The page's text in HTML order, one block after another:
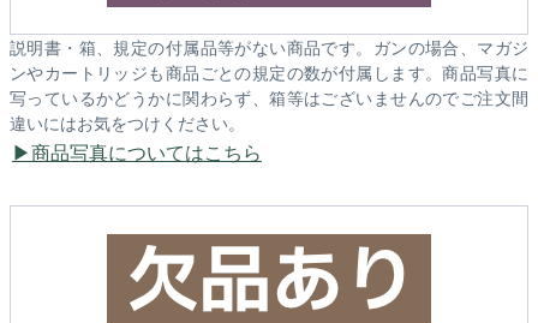
説明書・箱、規定の付属品等がない商品です。ガンの場合、マガジ
ンやカートリッジも商品ごとの規定の数が付属します。商品写真に
写っているかどうかに関わらず、箱等はございませんのでご注文間
違いにはお気をつけください。
商品写真についてはこちら